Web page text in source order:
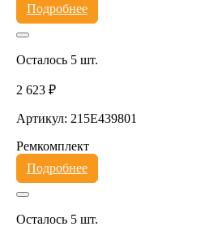
Подробнее
Осталось 5 шт.
2 623 ₽
Артикул: 215E439801
Ремкомплект
Подробнее
Осталось 5 шт.